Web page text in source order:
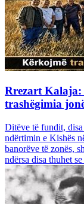
Rrezart Kalaja:
trashëgimia
Ditëve të fundit,
ndërtimin e Kishës
banorëve të zonës,
ndërsa disa thuhet